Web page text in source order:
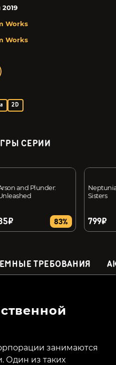
Works
Works
2D
СЕРИИ
and Plunder:
83%
Sisters
799₽
ТРЕБОВАНИЯ
занимаются
Один из таких